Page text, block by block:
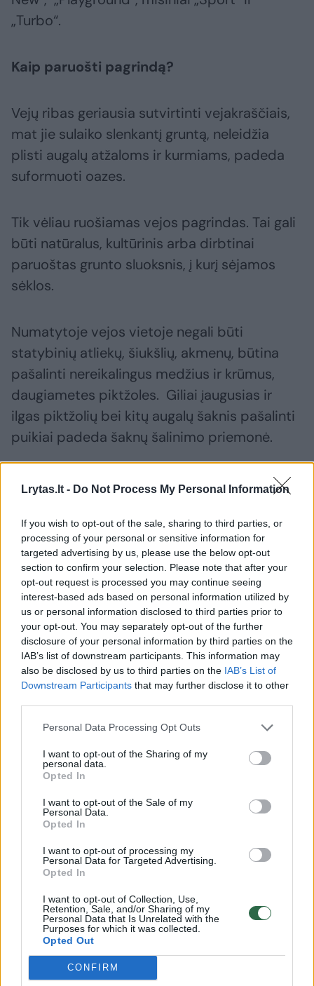
Lrytas.lt - Do Not Process My Personal Information
If you wish to opt-out of the sale, sharing to third parties, or
processing of your personal or sensitive information for
targeted advertising by us, please use the below opt-out
section to confirm your selection. Please note that after your
opt-out request is processed you may continue seeing
interest-based ads based on personal information utilized by
us or personal information disclosed to third parties prior to
your opt-out. You may separately opt-out of the further
disclosure of your personal information by third parties on the
IAB’s list of downstream participants. This information may
also be disclosed by us to third parties on the IAB’s List of
Downstream Participants that may further disclose it to other
Personal Data Processing Opt Outs
I want to opt-out of the Sharing of my
personal data.
Opted In
I want to opt-out of the Sale of my
Personal Data.
Opted In
I want to opt-out of processing my
Personal Data for Targeted Advertising.
Opted In
I want to opt-out of Collection, Use,
Retention, Sale, and/or Sharing of my
Personal Data that Is Unrelated with the
Purposes for which it was collected.
Opted Out
CONFIRM
„Turbo“.
Kaip paruošti pagrindą?
Vejų ribas geriausia sutvirtinti vejakraščiais,
mat jie sulaiko slenkantį gruntą, neleidžia
plisti augalų atžaloms ir kurmiams, padeda
suformuoti oazes.
Tik vėliau ruošiamas vejos pagrindas. Tai gali
būti natūralus, kultūrinis arba dirbtinai
paruoštas grunto sluoksnis, į kurį sėjamos
sėklos.
Numatytoje vejos vietoje negali būti
statybinių atliekų, šiukšlių, akmenų, būtina
pašalinti nereikalingus medžius ir krūmus,
daugiametes piktžoles. Giliai įaugusias ir
ilgas piktžolių bei kitų augalų šaknis pašalinti
puikiai padeda šaknų šalinimo priemonė.
Mechaninis piktžolių naikinimas nėra
ir vegetatyvinių dalių. Piktžoles prieš sėją
rekomenduojama du kartus naikinti
herbicidais („Roundup“). Pirmą kartą – prieš
lyginant dirvą (jei veja sena ir apleista, o dirva
– velėninė, dirvonuojanti ir gausi piktžolių),
antrą kartą – likus 3–4 savaitėms iki sėjos.
Rekomenduojama vejai skirtame plote įrengti
greitai neišsimindytų. Dažniausiai drenažas
kur ilgam gali likti vandens, prie betoninių
tvorų ar pamatų.
Paprasčiausia drenažo sistema lygiems
paviršiams – laidus sluoksnis iš skaldos (20
cm), žvyro ir smėlio (5 cm) bei derlingo
grunto (15–25 cm). Sklypams su nuolydžiu
įrengiami vandens surinktuvai – 90 cm gylio
ir 60 cm pločio duobės, – kurie pripilami
akmenų ir skaldos (60 cm), žvyro ir rupaus
smėlio (15 cm), o tada užpilama derlingo